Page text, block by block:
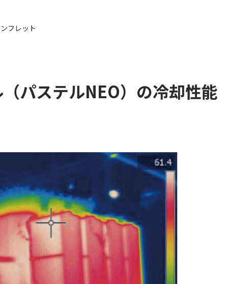
フレット
パステルNEO）の冷却性能